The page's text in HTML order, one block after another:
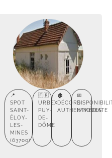
📍
SPOT
SAINT-
ÉLOY-
LES-
MINES
(63700)
🇫🇷
URBEX
PUY-
DE-
DÔME
🏚️
DÉCORS
AUTHENTIQUES
📅
IMMÉDIATE